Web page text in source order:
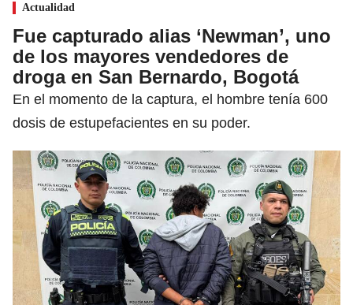
Actualidad
Fue capturado alias ‘Newman’, uno
de los mayores vendedores de
droga en San Bernardo, Bogotá
En el momento de la captura, el hombre tenía 600
dosis de estupefacientes en su poder.